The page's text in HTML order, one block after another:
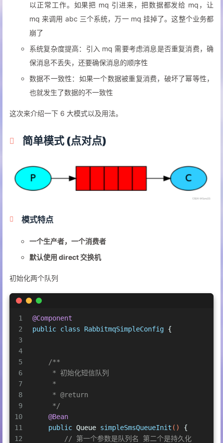
以正常工作。如果把 mq 引进来，把数据都发给 mq，让
mq 来调用 abc 三个系统，万一 mq 挂掉了。这整个业务都
崩了
系统复杂度提高：引入 mq 需要考虑消息是否重复消费，确
保消息不丢失，还要确保消息的顺序性
数据不一致性：如果一个数据被重复消费，破坏了幂等性，
也就发生了数据的不一致性
这次来介绍一下 6 大模式以及用法。
简单模式 (点对点)
模式特点
一个生产者，一个消费者
默认使用 direct 交换机
初始化两个队列
1
2
3
4
5
6
7
8
9
10
11
12
@Component
public class RabbitmqSimpleConfig {
/**
     * 初始化短信队列
     *
     *
@return
     */
@Bean
public Queue simpleSmsQueueInit ()
{
// 第一个参数是队列名 第二个是持久化